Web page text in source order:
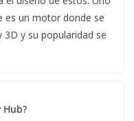
es un motor donde se
y su popularidad se
Hub?